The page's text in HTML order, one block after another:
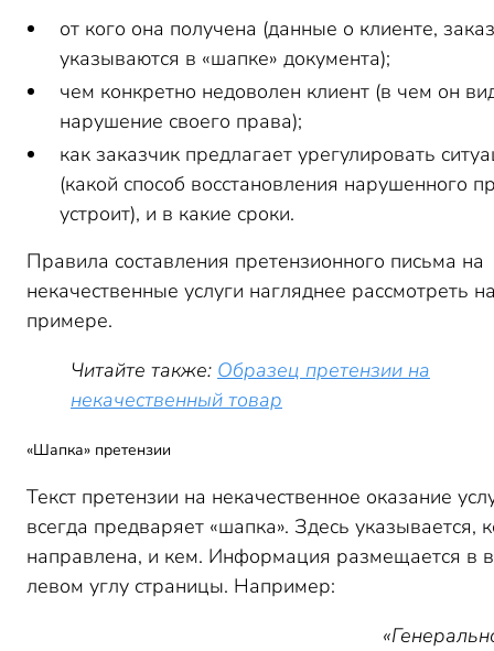
от кого она получена (данные о клиенте,
указываются в «шапке» документа);
чем конкретно недоволен клиент (в чем он
нарушение своего права);
как заказчик предлагает урегулировать
(какой способ восстановления нарушенного
устроит), и в какие сроки.
Правила составления претензионного письма на
некачественные услуги нагляднее рассмотреть
примере.
Читайте также: Образец претензии на
некачественный товар
«Шапка» претензии
Текст претензии на некачественное оказание
всегда предваряет «шапка». Здесь указывается,
направлена, и кем. Информация размещается в
левом углу страницы. Например: